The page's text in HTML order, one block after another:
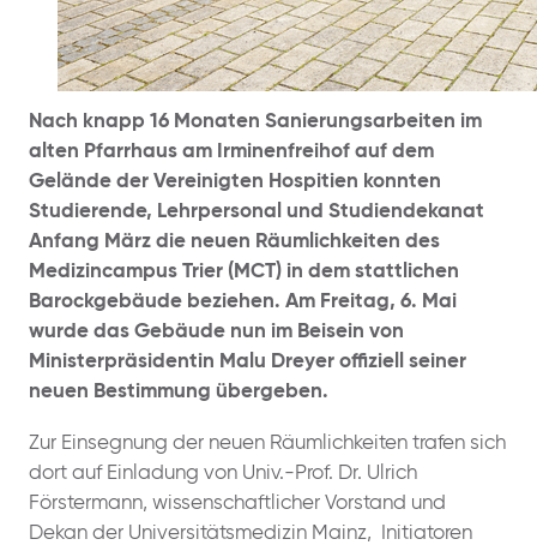
Nach knapp 16 Monaten Sanierungsarbeiten im
alten Pfarrhaus am Irminenfreihof auf dem
Gelände der Vereinigten Hospitien konnten
Studierende, Lehrpersonal und Studiendekanat
Anfang März die neuen Räumlichkeiten des
Medizincampus Trier (MCT) in dem stattlichen
Barockgebäude beziehen. Am Freitag, 6. Mai
wurde das Gebäude nun im Beisein von
Ministerpräsidentin Malu Dreyer offiziell seiner
neuen Bestimmung übergeben.
Zur Einsegnung der neuen Räumlichkeiten trafen sich
dort auf Einladung von Univ.-Prof. Dr. Ulrich
Förstermann, wissenschaftlicher Vorstand und
Dekan der Universitätsmedizin Mainz, Initiatoren